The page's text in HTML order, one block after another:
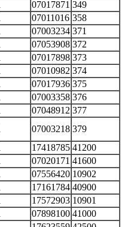
07017871 349
07011016 358
07003234 371
07053908 372
07017898 373
07010982 374
07017936 375
07003358 376
07048912 377
07003218 379
17418785 41200
07020171 41600
07556420 10902
17161784 40900
17572903 10901
07898100 41000